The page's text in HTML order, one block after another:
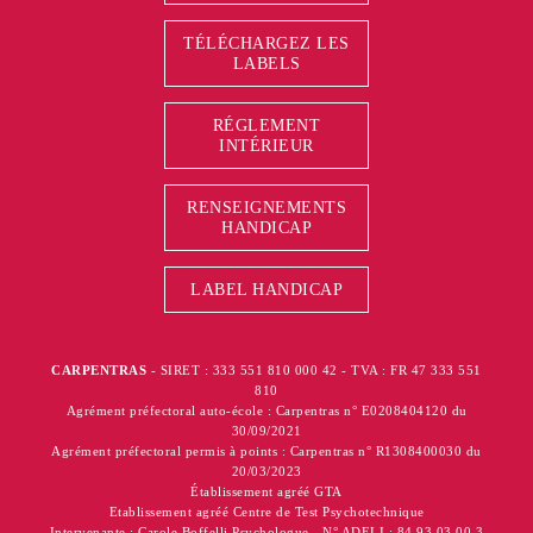
TÉLÉCHARGEZ LES
LABELS
RÉGLEMENT
INTÉRIEUR
RENSEIGNEMENTS
HANDICAP
LABEL HANDICAP
CARPENTRAS - SIRET : 333 551 810 000 42 - TVA : FR 47 333 551
810
Agrément préfectoral auto-école : Carpentras n° E0208404120 du
30/09/2021
Agrément préfectoral permis à points : Carpentras n° R1308400030 du
20/03/2023
Établissement agréé GTA
Etablissement agréé Centre de Test Psychotechnique